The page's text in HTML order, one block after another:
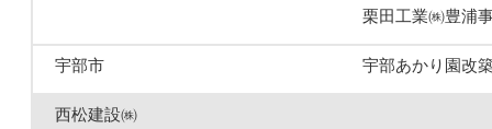
栗田工業㈱豊浦
宇部市 宇部あかり園改
西松建設㈱